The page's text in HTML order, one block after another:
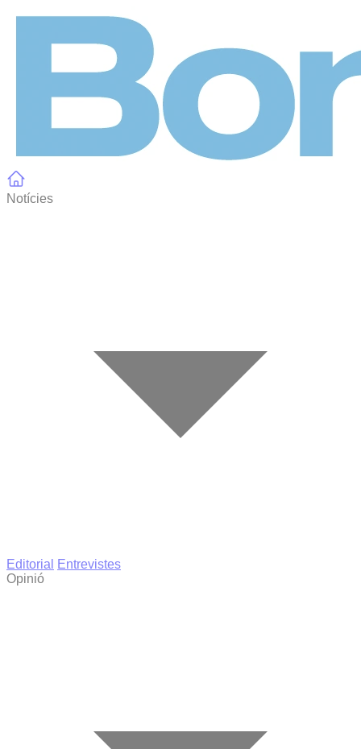
Notícies
Editorial
Entrevistes
Opinió